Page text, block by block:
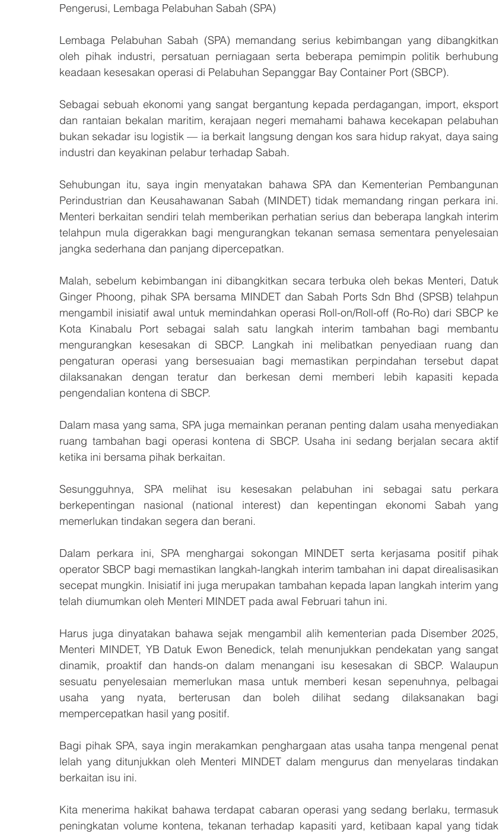
Pengerusi, Lembaga Pelabuhan Sabah (SPA)
Lembaga Pelabuhan Sabah (SPA) memandang serius kebimbangan yang dibangkitkan
oleh pihak industri, persatuan perniagaan serta beberapa pemimpin politik berhubung
keadaan kesesakan operasi di Pelabuhan Sepanggar Bay Container Port (SBCP).
Sebagai sebuah ekonomi yang sangat bergantung kepada perdagangan, import, eksport
dan rantaian bekalan maritim, kerajaan negeri memahami bahawa kecekapan pelabuhan
bukan sekadar isu logistik — ia berkait langsung dengan kos sara hidup rakyat, daya saing
industri dan keyakinan pelabur terhadap Sabah.
Sehubungan itu, saya ingin menyatakan bahawa SPA dan Kementerian Pembangunan
Perindustrian dan Keusahawanan Sabah (MINDET) tidak memandang ringan perkara ini.
Menteri berkaitan sendiri telah memberikan perhatian serius dan beberapa langkah interim
telahpun mula digerakkan bagi mengurangkan tekanan semasa sementara penyelesaian
jangka sederhana dan panjang dipercepatkan.
Malah, sebelum kebimbangan ini dibangkitkan secara terbuka oleh bekas Menteri, Datuk
Ginger Phoong, pihak SPA bersama MINDET dan Sabah Ports Sdn Bhd (SPSB) telahpun
mengambil inisiatif awal untuk memindahkan operasi Roll-on/Roll-off (Ro-Ro) dari SBCP ke
Kota Kinabalu Port sebagai salah satu langkah interim tambahan bagi membantu
mengurangkan kesesakan di SBCP. Langkah ini melibatkan penyediaan ruang dan
pengaturan operasi yang bersesuaian bagi memastikan perpindahan tersebut dapat
dilaksanakan dengan teratur dan berkesan demi memberi lebih kapasiti kepada
pengendalian kontena di SBCP.
Dalam masa yang sama, SPA juga memainkan peranan penting dalam usaha menyediakan
ruang tambahan bagi operasi kontena di SBCP. Usaha ini sedang berjalan secara aktif
ketika ini bersama pihak berkaitan.
Sesungguhnya, SPA melihat isu kesesakan pelabuhan ini sebagai satu perkara
berkepentingan nasional (national interest) dan kepentingan ekonomi Sabah yang
memerlukan tindakan segera dan berani.
Dalam perkara ini, SPA menghargai sokongan MINDET serta kerjasama positif pihak
operator SBCP bagi memastikan langkah-langkah interim tambahan ini dapat direalisasikan
secepat mungkin. Inisiatif ini juga merupakan tambahan kepada lapan langkah interim yang
telah diumumkan oleh Menteri MINDET pada awal Februari tahun ini.
Harus juga dinyatakan bahawa sejak mengambil alih kementerian pada Disember 2025,
Menteri MINDET, YB Datuk Ewon Benedick, telah menunjukkan pendekatan yang sangat
dinamik, proaktif dan hands-on dalam menangani isu kesesakan di SBCP. Walaupun
sesuatu penyelesaian memerlukan masa untuk memberi kesan sepenuhnya, pelbagai
usaha yang nyata, berterusan dan boleh dilihat sedang dilaksanakan bagi
mempercepatkan hasil yang positif.
Bagi pihak SPA, saya ingin merakamkan penghargaan atas usaha tanpa mengenal penat
lelah yang ditunjukkan oleh Menteri MINDET dalam mengurus dan menyelaras tindakan
berkaitan isu ini.
Kita menerima hakikat bahawa terdapat cabaran operasi yang sedang berlaku, termasuk
peningkatan volume kontena, tekanan terhadap kapasiti yard, ketibaan kapal yang tidak